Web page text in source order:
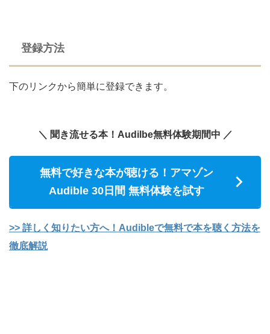
登録方法
下のリンクから簡単に登録できます。
＼ 聞き流せる本！Audilbe無料体験期間中 ／
無料で好きな本が聴ける！アマゾン
Audible 30日間 無料体験を試す
>> 詳しく知りたい方へ！Audibleで無料で本を聴く方法を
徹底解説